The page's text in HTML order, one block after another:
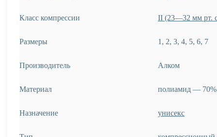
Класс компрессии ІІ (23—32 мм рт.
Размеры 1, 2, 3, 4, 5, 6, 7
Производитель Алком
Материал полиамид —
Назначение унисекс